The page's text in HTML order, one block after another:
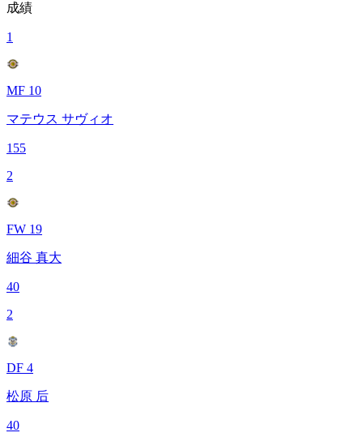
成績
1
MF 10
マテウス サヴィオ
155
2
FW 19
細谷 真大
40
2
DF 4
松原 后
40